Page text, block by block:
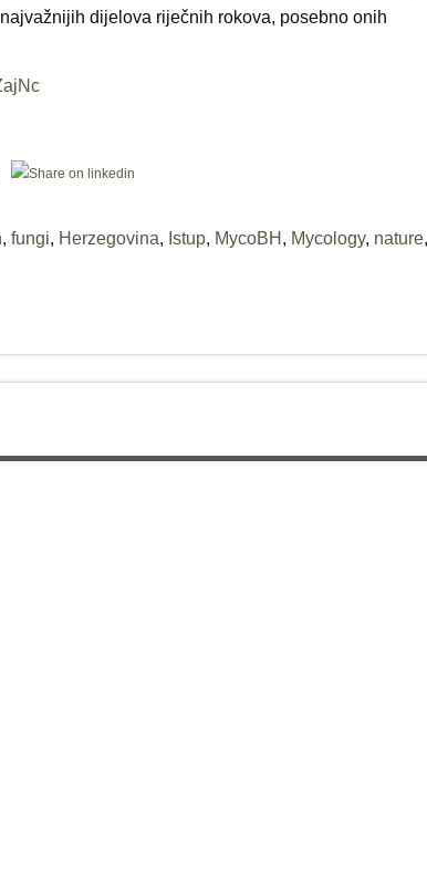
dijelova riječnih rokova, posebno onih
, fungi, Herzegovina, Istup, MycoBH , Mycology, nature,